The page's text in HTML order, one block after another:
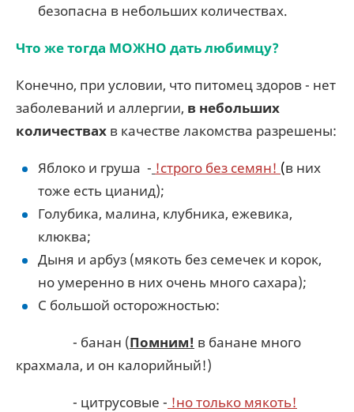
безопасна в небольших количествах.
Что же тогда МОЖНО дать любимцу?
Конечно, при условии, что питомец здоров - нет
заболеваний и аллергии, в небольших
количествах в качестве лакомства разрешены:
Яблоко и груша - !строго без семян! (в них
тоже есть цианид);
Голубика, малина, клубника, ежевика,
клюква;
Дыня и арбуз (мякоть без семечек и корок,
но умеренно в них очень много сахара);
С большой осторожностью:
- банан (Помним! в банане много
крахмала, и он калорийный!)
- цитрусовые - !но только мякоть!